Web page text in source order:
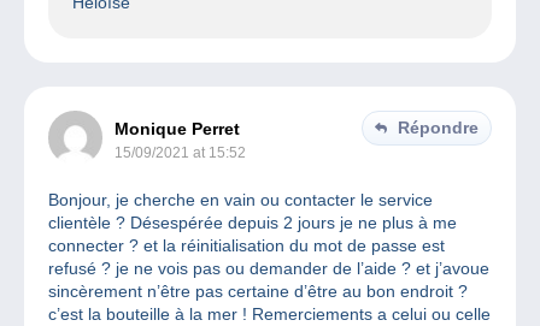
Monique Perret
15/09/2021 at 15:52
Répondre
Bonjour, je cherche en vain ou contacter le service
clientèle ? Désespérée depuis 2 jours je ne plus à me
connecter ? et la réinitialisation du mot de passe est
refusé ? je ne vois pas ou demander de l’aide ? et j’avoue
sincèrement n’être pas certaine d’être au bon endroit ?
c’est la bouteille à la mer ! Remerciements a celui ou celle